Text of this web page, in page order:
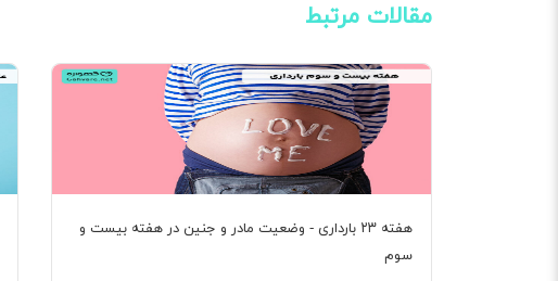
مقالات مرتبط
هفته ۲۳ بارداری - وضعیت مادر و جنین در هفته بیست و
سوم